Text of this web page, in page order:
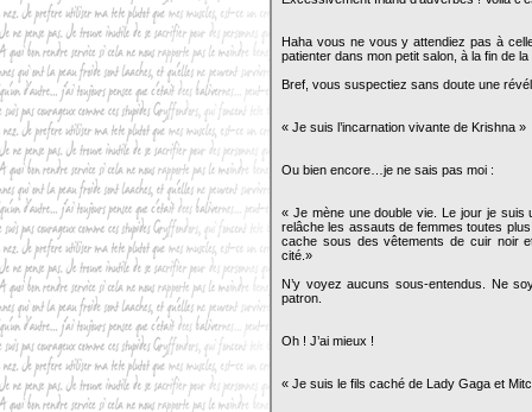
Haha vous ne vous y attendiez pas à
patienter dans mon petit salon, à la fin de
Bref, vous suspectiez sans doute une
« Je suis l’incarnation vivante de Krishna »
Ou bien encore…je ne sais pas moi :
« Je mène une double vie. Le jour je suis
relâche les assauts de femmes toutes
cache sous des vêtements de cuir noir
cité.»
N’y voyez aucuns sous-entendus. Ne
patron.
Oh ! J’ai mieux !
« Je suis le fils caché de Lady Gaga et